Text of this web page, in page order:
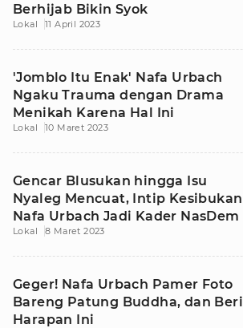
Berhijab Bikin Syok
Lokal 11 April 2023
'Jomblo Itu Enak' Nafa Urbach
Ngaku Trauma dengan Drama
Menikah Karena Hal Ini
Lokal 10 Maret 2023
Gencar Blusukan hingga Isu
Nyaleg Mencuat, Intip Kesibukan
Nafa Urbach Jadi Kader NasDem
Lokal 8 Maret 2023
Geger! Nafa Urbach Pamer Foto
Bareng Patung Buddha, dan Beri
Harapan Ini